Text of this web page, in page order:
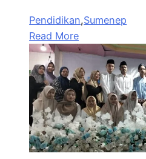
Pendidikan,Sumenep
Read More